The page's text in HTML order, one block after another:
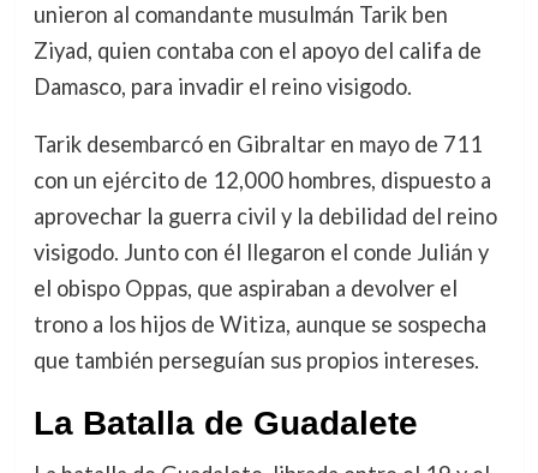
unieron al comandante musulmán Tarik ben
Ziyad, quien contaba con el apoyo del califa de
Damasco, para invadir el reino visigodo.
Tarik desembarcó en Gibraltar en mayo de 711
con un ejército de 12,000 hombres, dispuesto a
aprovechar la guerra civil y la debilidad del reino
visigodo. Junto con él llegaron el conde Julián y
el obispo Oppas, que aspiraban a devolver el
trono a los hijos de Witiza, aunque se sospecha
que también perseguían sus propios intereses.
La Batalla de Guadalete